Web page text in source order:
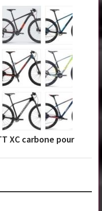
XC carbone pour